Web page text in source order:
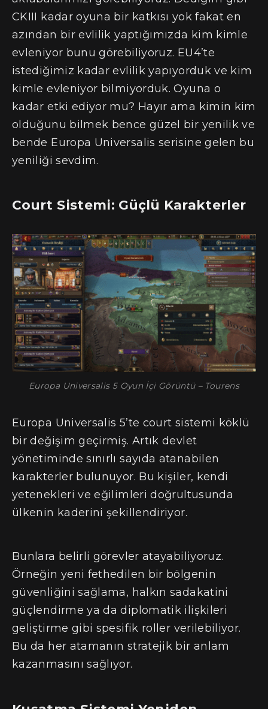
CKIII kadar oyuna bir katkısı yok fakat en
azından bir evlilik yaptığımızda kim kimle
evleniyor bunu görebiliyoruz. EU4’te
istediğimiz kadar evlilik yapıyorduk ve kim
kimle evleniyor bilmiyorduk. Oyuna o
kadar etki ediyor mu? Hayır ama kimin kim
olduğunu bilmek bence güzel bir yenilik ve
bende Europa Universalis serisine gelen bu
yeniliği sevdim.
Court Sistemi: Güçlü Karakterler
Europa Universalis 5 Oyun İçi Görüntü – Tourens
Europa Universalis 5’te court sistemi köklü
bir değişim geçirmiş. Artık devlet
yönetiminde sınırlı sayıda atanabilen
karakterler bulunuyor. Bu kişiler, kendi
yetenekleri ve eğilimleri doğrultusunda
ülkenin kaderini şekillendiriyor.
Bunlara belirli görevler atayabiliyoruz.
Örneğin yeni fethedilen bir bölgenin
güvenliğini sağlama, halkın sadakatini
güçlendirme ya da diplomatik ilişkileri
geliştirme gibi spesifik roller verilebiliyor.
Bu da her atamanın stratejik bir anlam
kazanmasını sağlıyor.